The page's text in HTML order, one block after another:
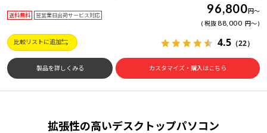
送料無料 翌営業日出荷サービス対応 96,800円～
税抜88,000 円～
比較リストに追加 4.5 （22）
製品を詳しくみる カスタマイズ・購入はこちら
拡張性の高いデスクトップパソコン